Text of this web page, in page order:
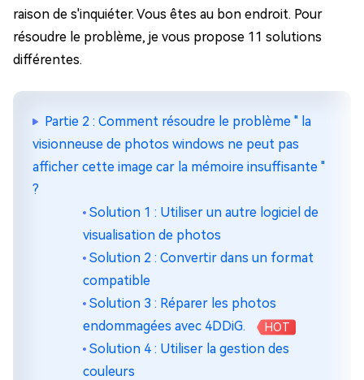
raison de s'inquiéter. Vous êtes au bon endroit. Pour
résoudre le problème, je vous propose 11 solutions
différentes.
Partie 2 : Comment résoudre le problème " la
visionneuse de photos windows ne peut pas
afficher cette image car la mémoire insuffisante "
?
Solution 1 : Utiliser un autre logiciel de
visualisation de photos
Solution 2 : Convertir dans un format
compatible
Solution 3 : Réparer les photos
endommagées avec 4DDiG.
HOT
Solution 4 : Utiliser la gestion des
couleurs